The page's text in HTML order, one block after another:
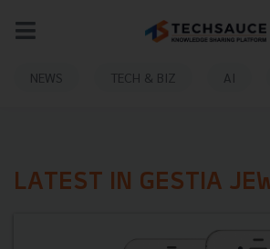
NEWS TECH & BIZ AI
LATEST IN GESTIA